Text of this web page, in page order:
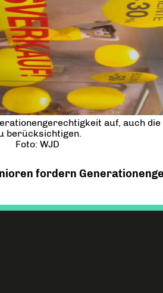
auf, auch
berücksichtigen.
Foto: WJD
fordern